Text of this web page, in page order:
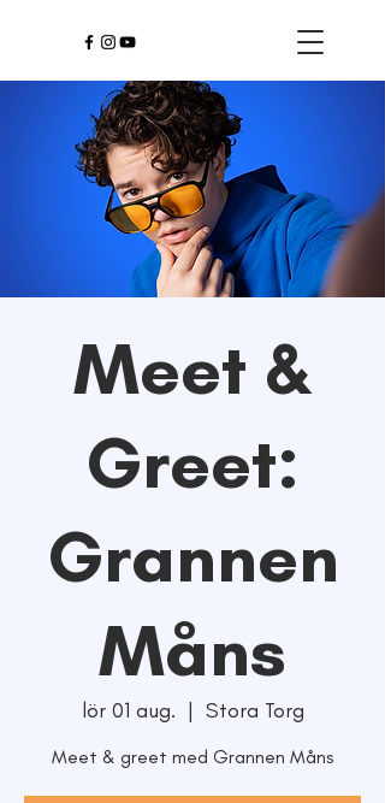
Meet &
Greet:
Grannen
Måns
lör 01 aug.
  |
Stora Torg
Meet & greet med Grannen Måns